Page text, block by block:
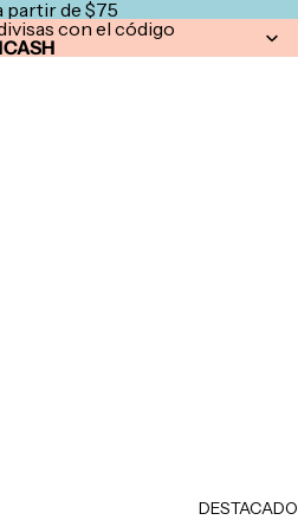
partir de $75
con el código
DESTACADO